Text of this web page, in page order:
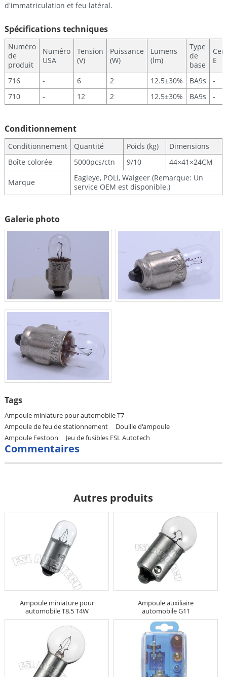
d'immatriculation et feu latéral.
Spécifications techniques
Numéro
de
produit
Numéro
USA
Tension
(V)
Puissance
(W)
Lumens
(lm)
Type
de
base
E
716 - 6 2 12.5±30% BA9s
-
710
- 12 2 12.5±30% BA9s -
Conditionnement
Conditionnement Quantité Poids (kg)
Dimensions
Boîte colorée
5000pcs/ctn 9/10 44×41×24CM
Marque
Eagleye, POLI, Waigeer (Remarque: Un
service OEM est disponible.)
Galerie photo
Tags
Ampoule miniature pour automobile T7
Ampoule de feu de stationnement
Douille d'ampoule
Ampoule Festoon
Jeu de fusibles FSL Autotech
Commentaires
Autres produits
Ampoule miniature pour
automobile T8.5 T4W
Ampoule auxiliaire
automobile G11